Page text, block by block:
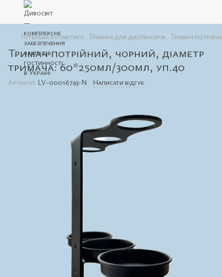
Готельна косметика Тримачі для диспенсерів Тримач
Тримач потрійний, чорний, діаметр
тримача: 60*250мл/300мл, уп.40
Артикул: LV-00016743-N Написати відгук